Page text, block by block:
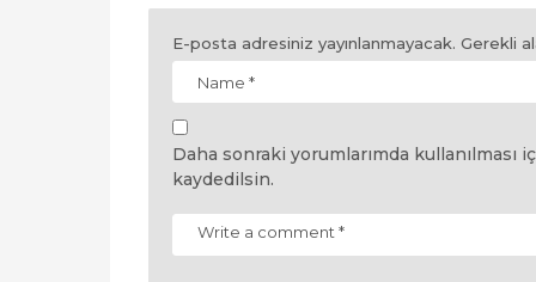
E-posta adresiniz yayınlanmayacak. Gerekli
Daha sonraki yorumlarımda kullanılması
kaydedilsin.